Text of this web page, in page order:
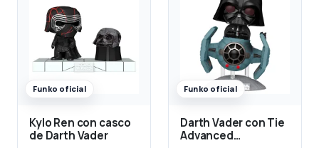
Funko oficial
Kylo Ren con casco
de Darth Vader
Funko oficial
Darth Vader con Tie
Advanced